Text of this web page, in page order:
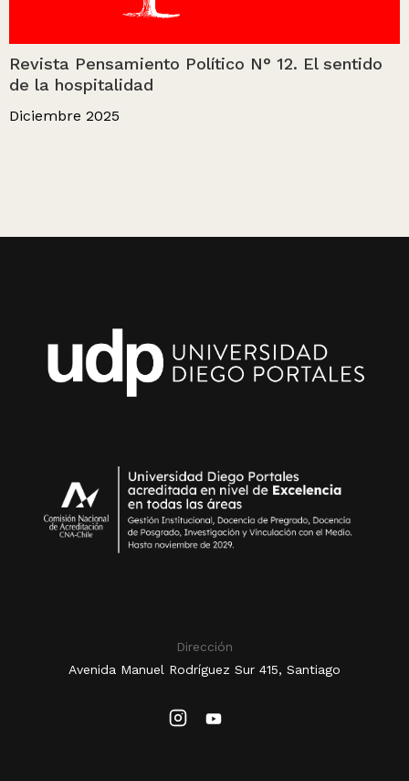
Revista Pensamiento Político N° 12. El sentido
de la hospitalidad
Diciembre 2025
Dirección
Avenida Manuel Rodríguez Sur 415, Santiago